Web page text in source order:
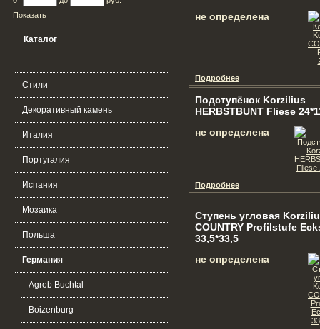
Показать
Каталог
Стили
Декоративный камень
Италия
Португалия
Испания
Мозаика
Польша
Германия
Agrob Buchtal
Boizenburg
не определена
Подробнее
Подступёнок Korzilius
HERBSTBUNT Fliese
не определена
Подробнее
Ступень угловая
COUNTRY Profilstufe
33,5*33,5
не определена